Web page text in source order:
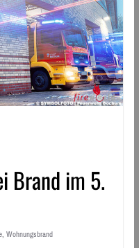
Brand im 5.
, Wohnungsbrand